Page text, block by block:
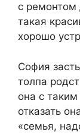
с ремонтом
такая
хорошо
София
толпа
она с
отказать
«семья,